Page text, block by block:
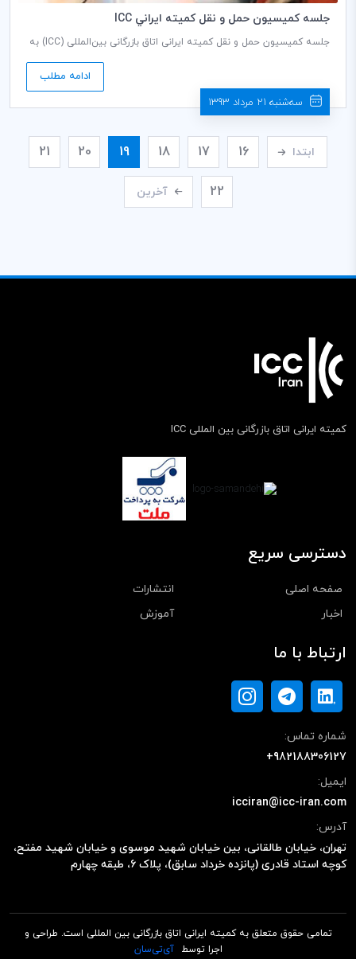
جلسه كميسيون حمل و نقل كميته ايراني ICC
جلسه کمیسیون حمل و نقل کمیته ایرانی اتاق بازرگانی بین‌المللی (ICC) به
ساعت 14:30 در طبقه دوم اتاق بازرگانی، صنایع، معادن و کشاورزی ایران
برگزار می گردد.
ادامه مطلب
سه‌شنبه 21 مرداد 1393
ابتدا 16
17
18
19
20
21
22 آخرین
کمیته ایرانی اتاق بازرگانی بین المللی ICC
دسترسی سریع
صفحه اصلی
انتشارات
اخبار
آموزش
ارتباط با ما
شماره تماس:
+982188306127
ایمیل:
icciran@icc-iran.com
آدرس:
تهران، خیابان طالقانی، بین خیابان شهید موسوی و خیابان شهید مفتح،
کوچه استاد قادری (پانزده خرداد سابق)، پلاک ۶، طبقه چهارم
تمامی حقوق متعلق به کمیته ایرانی اتاق بازرگانی بین المللی است. طراحی و
اجرا توسط
آی‌تی‌سان